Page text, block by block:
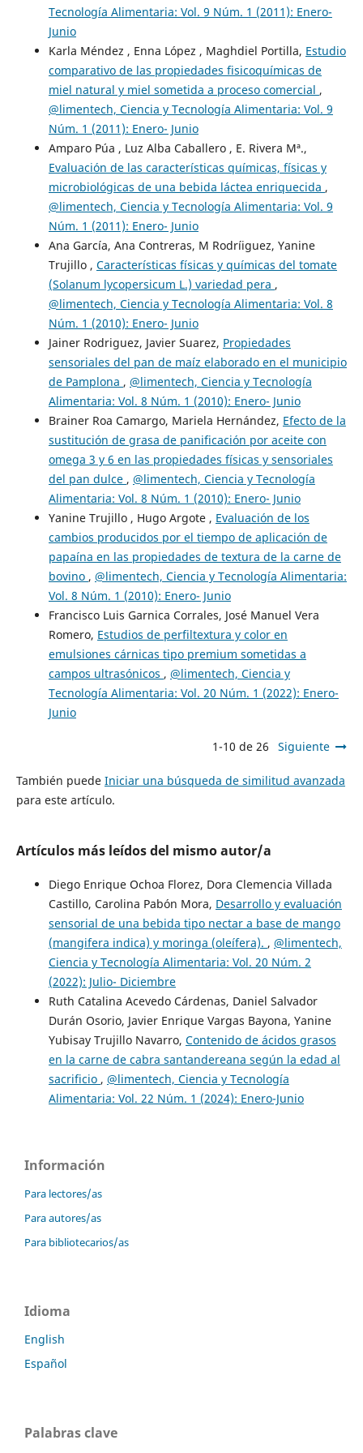
Tecnología Alimentaria: Vol. 9 Núm. 1 (2011): Enero-
Junio
Karla Méndez , Enna López , Maghdiel Portilla, Estudio
comparativo de las propiedades fisicoquímicas de
miel natural y miel sometida a proceso comercial ,
@limentech, Ciencia y Tecnología Alimentaria: Vol. 9
Núm. 1 (2011): Enero- Junio
Amparo Púa , Luz Alba Caballero , E. Rivera Mª.,
Evaluación de las características químicas, físicas y
microbiológicas de una bebida láctea enriquecida ,
@limentech, Ciencia y Tecnología Alimentaria: Vol. 9
Núm. 1 (2011): Enero- Junio
Ana García, Ana Contreras, M Rodríiguez, Yanine
Trujillo , Características físicas y químicas del tomate
(Solanum lycopersicum L.) variedad pera ,
@limentech, Ciencia y Tecnología Alimentaria: Vol. 8
Núm. 1 (2010): Enero- Junio
Jainer Rodriguez, Javier Suarez, Propiedades
sensoriales del pan de maíz elaborado en el municipio
de Pamplona , @limentech, Ciencia y Tecnología
Alimentaria: Vol. 8 Núm. 1 (2010): Enero- Junio
Brainer Roa Camargo, Mariela Hernández, Efecto de la
sustitución de grasa de panificación por aceite con
omega 3 y 6 en las propiedades físicas y sensoriales
del pan dulce , @limentech, Ciencia y Tecnología
Alimentaria: Vol. 8 Núm. 1 (2010): Enero- Junio
Yanine Trujillo , Hugo Argote , Evaluación de los
cambios producidos por el tiempo de aplicación de
papaína en las propiedades de textura de la carne de
bovino , @limentech, Ciencia y Tecnología Alimentaria:
Vol. 8 Núm. 1 (2010): Enero- Junio
Francisco Luis Garnica Corrales, José Manuel Vera
Romero, Estudios de perfiltextura y color en
emulsiones cárnicas tipo premium sometidas a
campos ultrasónicos , @limentech, Ciencia y
Tecnología Alimentaria: Vol. 20 Núm. 1 (2022): Enero-
Junio
1-10 de 26 Siguiente
También puede Iniciar una búsqueda de similitud avanzada
para este artículo.
Artículos más leídos del mismo autor/a
Diego Enrique Ochoa Florez, Dora Clemencia Villada
Castillo, Carolina Pabón Mora, Desarrollo y evaluación
sensorial de una bebida tipo nectar a base de mango
(mangifera indica) y moringa (oleífera). , @limentech,
Ciencia y Tecnología Alimentaria: Vol. 20 Núm. 2
(2022): Julio- Diciembre
Ruth Catalina Acevedo Cárdenas, Daniel Salvador
Durán Osorio, Javier Enrique Vargas Bayona, Yanine
Yubisay Trujillo Navarro, Contenido de ácidos grasos
en la carne de cabra santandereana según la edad al
sacrificio , @limentech, Ciencia y Tecnología
Alimentaria: Vol. 22 Núm. 1 (2024): Enero-Junio
Información
Para lectores/as
Para autores/as
Para bibliotecarios/as
Idioma
English
Español
Palabras clave